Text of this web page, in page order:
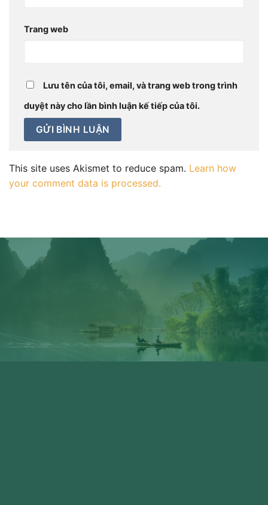
Trang web
Lưu tên của tôi, email, và trang web trong trình
duyệt này cho lần bình luận kế tiếp của tôi.
This site uses Akismet to reduce spam. Learn how
your comment data is processed.